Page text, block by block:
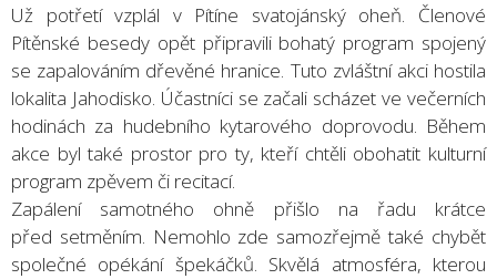
Už potřetí vzplál v Pítíne svatojánský oheň. Členové
Pítěnské besedy opět připravili bohatý program spojený
se zapalováním dřevěné hranice. Tuto zvláštní akci hostila
lokalita Jahodisko. Účastníci se začali scházet ve večerních
hodinách za hudebního kytarového doprovodu. Během
akce byl také prostor pro ty, kteří chtěli obohatit kulturní
program zpěvem či recitací.
Zapálení samotného ohně přišlo na řadu krátce
před setměním. Nemohlo zde samozřejmě také chybět
společné opékání špekáčků. Skvělá atmosféra, kterou